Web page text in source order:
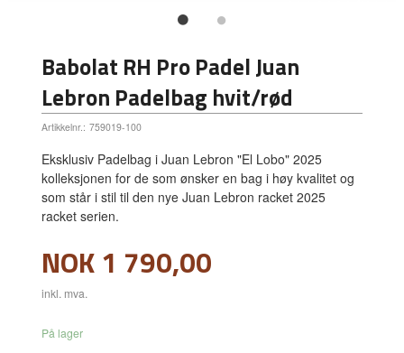
Babolat RH Pro Padel Juan
Lebron Padelbag hvit/rød
Artikkelnr.: 759019-100
Eksklusiv Padelbag i Juan Lebron "El Lobo" 2025
kolleksjonen for de som ønsker en bag i høy kvalitet og
som står i stil til den nye Juan Lebron racket 2025
racket serien.
Pris
NOK1 790,00
inkl. mva.
På lager